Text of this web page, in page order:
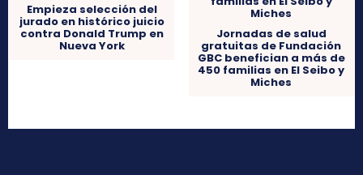
Empieza selección del
jurado en histórico juicio
contra Donald Trump en
Nueva York
Jornadas de salud
gratuitas de Fundación
GBC benefician a más de
450 familias en El Seibo y
Miches